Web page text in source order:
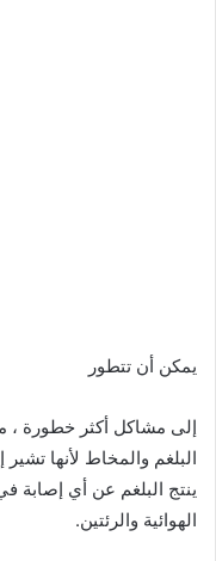
يمكن أن تتطور
إلى مشاكل أكثر خطورة ،
البلغم والمخاط لأنها
ينتج البلغم عن أي إصابة
الهوائية والرئتين.